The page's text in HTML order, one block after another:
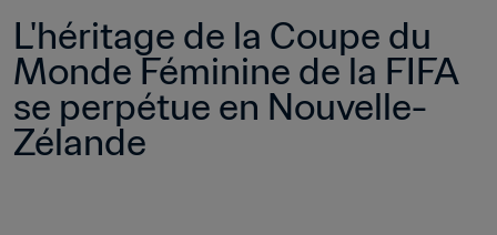
L'héritage de la Coupe du
Monde Féminine de la FIFA
se perpétue en Nouvelle-
Zélande